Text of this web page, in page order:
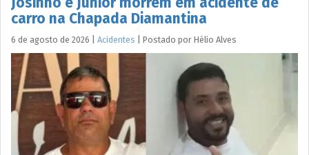
carro na Chapada Diamantina
6 de agosto de 2026 Acidentes Postado por Hélio Alves